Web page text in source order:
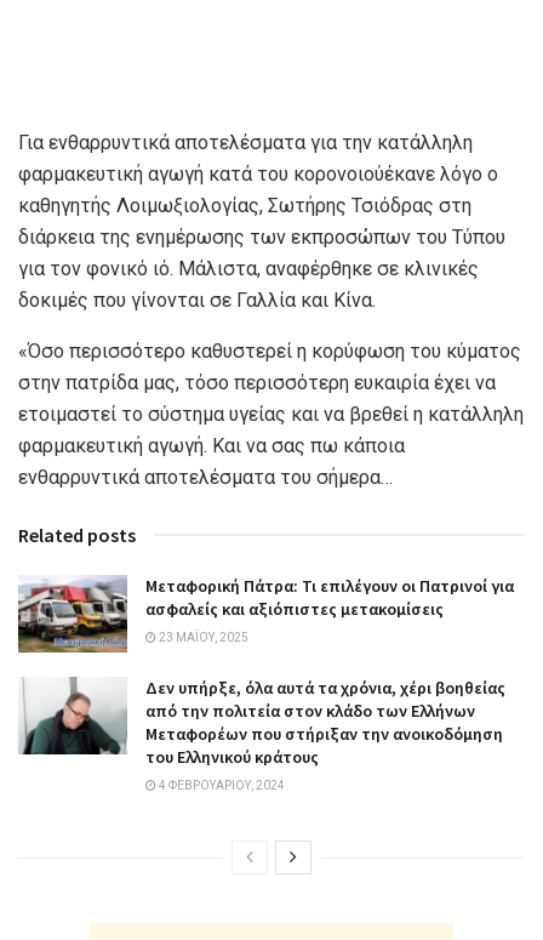
Για ενθαρρυντικά αποτελέσματα για την κατάλληλη
φαρμακευτική αγωγή κατά του κορονοιούέκανε λόγο ο
καθηγητής Λοιμωξιολογίας, Σωτήρης Τσιόδρας στη
διάρκεια της ενημέρωσης των εκπροσώπων του Τύπου
για τον φονικό ιό. Μάλιστα, αναφέρθηκε σε κλινικές
δοκιμές που γίνονται σε Γαλλία και Κίνα.
«Όσο περισσότερο καθυστερεί η κορύφωση του κύματος
στην πατρίδα μας, τόσο περισσότερη ευκαιρία έχει να
ετοιμαστεί το σύστημα υγείας και να βρεθεί η κατάλληλη
φαρμακευτική αγωγή. Και να σας πω κάποια
ενθαρρυντικά αποτελέσματα του σήμερα…
Related posts
Μεταφορική Πάτρα: Τι επιλέγουν οι Πατρινοί για
ασφαλείς και αξιόπιστες μετακομίσεις
23 ΜΑΪ́ΟΥ, 2025
Δεν υπήρξε, όλα αυτά τα χρόνια, χέρι βοηθείας
από την πολιτεία στον κλάδο των Ελλήνων
Μεταφορέων που στήριξαν την ανοικοδόμηση
του Ελληνικού κράτους
4 ΦΕΒΡΟΥΑΡΊΟΥ, 2024